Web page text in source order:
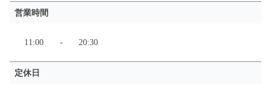
営業時間
11:00 - 20:30
定休日